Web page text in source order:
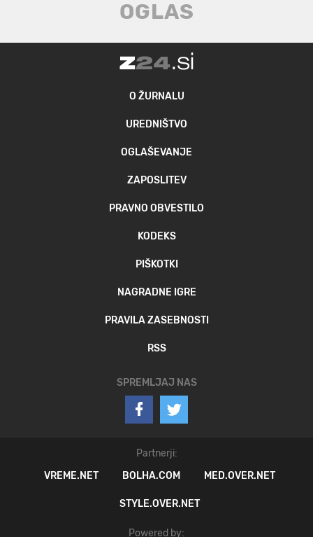
O ŽURNALU
UREDNIŠTVO
OGLAŠEVANJE
ZAPOSLITEV
PRAVNO OBVESTILO
KODEKS
PIŠKOTKI
NAGRADNE IGRE
PRAVILA ZASEBNOSTI
RSS
SPREMLJAJ NAS
Partnerji:
VREME.NET
BOLHA.COM MED.OVER.NET
STYLE.OVER.NET
Powered by: